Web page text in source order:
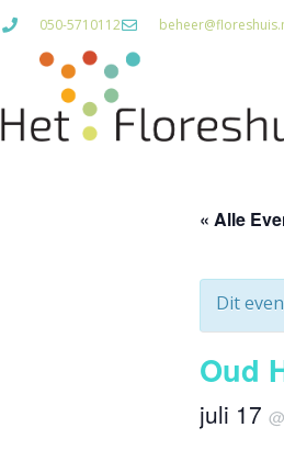
Ga
inhoud
050-5710112
« Alle
Dit
Oud
juli 17 @